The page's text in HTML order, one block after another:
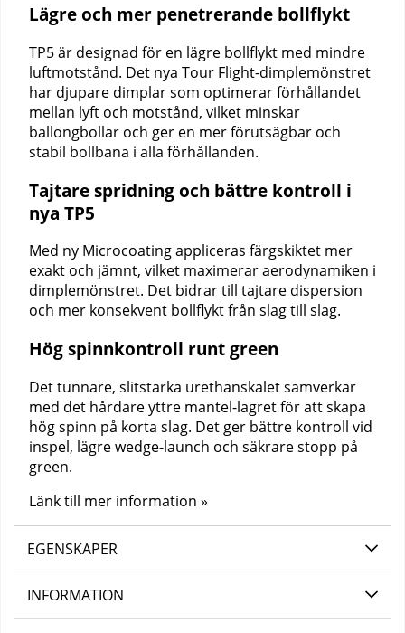
Lägre och mer penetrerande bollflykt
TP5 är designad för en lägre bollflykt med mindre
luftmotstånd. Det nya Tour Flight-dimplemönstret
har djupare dimplar som optimerar förhållandet
mellan lyft och motstånd, vilket minskar
ballongbollar och ger en mer förutsägbar och
stabil bollbana i alla förhållanden.
Tajtare spridning och bättre kontroll i
nya TP5
Med ny Microcoating appliceras färgskiktet mer
exakt och jämnt, vilket maximerar aerodynamiken i
dimplemönstret. Det bidrar till tajtare dispersion
och mer konsekvent bollflykt från slag till slag.
Hög spinnkontroll runt green
Det tunnare, slitstarka urethanskalet samverkar
med det hårdare yttre mantel-lagret för att skapa
hög spinn på korta slag. Det ger bättre kontroll vid
inspel, lägre wedge-launch och säkrare stopp på
green.
Länk till mer information »
EGENSKAPER
INFORMATION